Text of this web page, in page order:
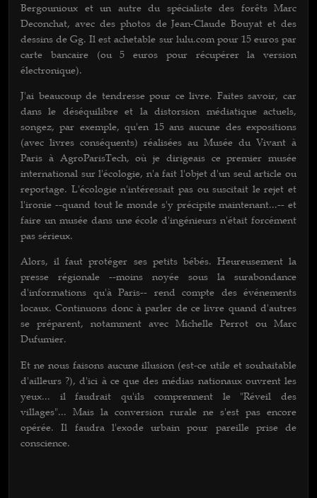
Bergounioux et un autre du spécialiste des forêts Marc
Deconchat, avec des photos de Jean-Claude Bouyat et des
dessins de Gg. Il est achetable sur lulu.com pour 15 euros par
carte bancaire (ou 5 euros pour récupérer la version
électronique).
J'ai beaucoup de tendresse pour ce livre. Faites savoir, car
dans le déséquilibre et la distorsion médiatique actuels,
songez, par exemple, qu'en 15 ans aucune des expositions
(avec livres conséquents) réalisées au Musée du Vivant à
Paris à AgroParisTech, où je dirigeais ce premier musée
international sur l'écologie, n'a fait l'objet d'un seul article ou
reportage. L'écologie n'intéressait pas ou suscitait le rejet et
l'ironie --quand tout le monde s'y précipite maintenant...-- et
faire un musée dans une école d'ingénieurs n'était forcément
pas sérieux.
Alors, il faut protéger ses petits bébés. Heureusement la
presse régionale --moins noyée sous la surabondance
d'informations qu'à Paris-- rend compte des événements
locaux. Continuons donc à parler de ce livre quand d'autres
se préparent, notamment avec Michelle Perrot ou Marc
Dufumier.
Et ne nous faisons aucune illusion (est-ce utile et souhaitable
d'ailleurs ?), d'ici à ce que des médias nationaux ouvrent les
yeux... il faudrait qu'ils comprennent le "Réveil des
villages"... Mais la conversion rurale ne s'est pas encore
opérée. Il faudra l'exode urbain pour pareille prise de
conscience.